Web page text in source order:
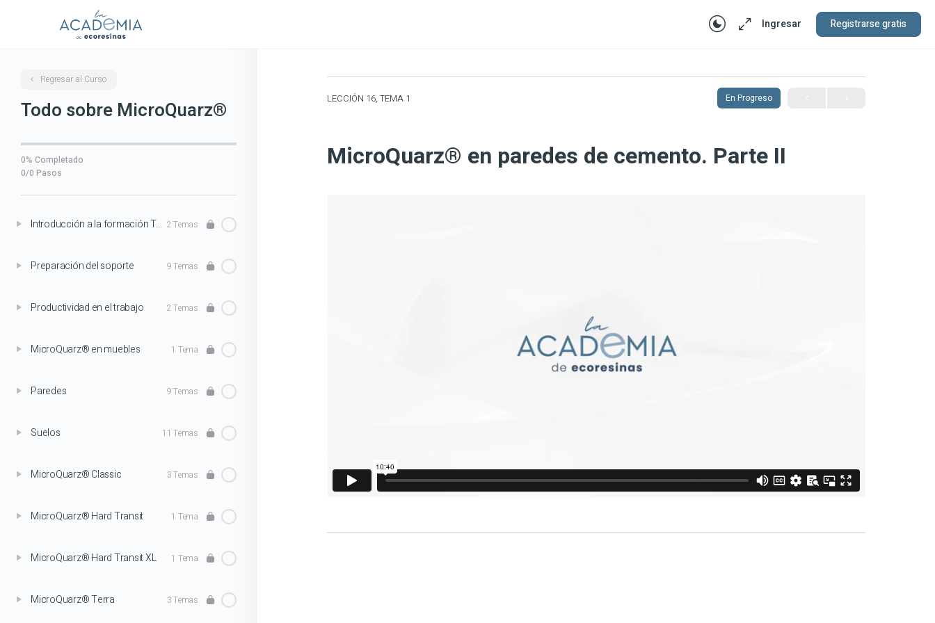
Ingresar Registrarse gratis
Regresar al Curso
Todo sobre MicroQuarz®
0% Completado
0/0 Pasos
Introducción a la formación Todo sobre MicroQuarz® 2 Temas
Preparación del soporte 9 Temas
Productividad en el trabajo 2 Temas
MicroQuarz® en muebles 1 Tema
Paredes 9 Temas
Suelos 11 Temas
MicroQuarz® Classic 3 Temas
MicroQuarz® Hard Transit 1 Tema
MicroQuarz® Hard Transit XL 1 Tema
MicroQuarz® Terra 3 Temas
LECCIÓN 16, TEMA 1 En Progreso
MicroQuarz® en paredes de cemento. Parte II